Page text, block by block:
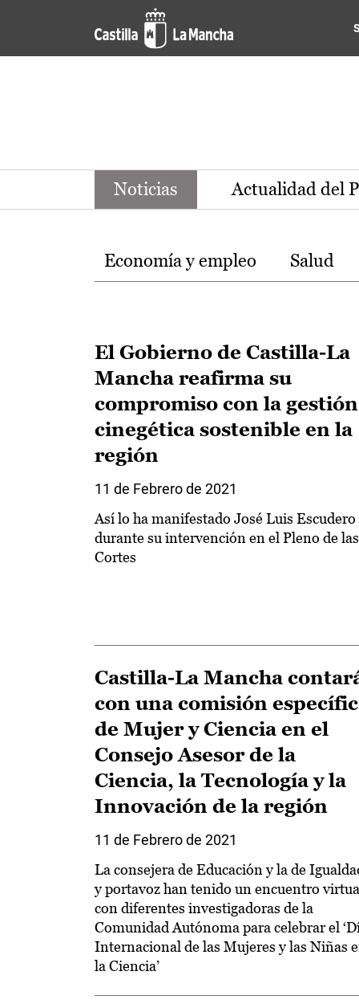
Pasar al contenido principal
Noticias de la región de
Noticias Actualidad del
Temas
Economía y empleo Salud
El Gobierno de Castilla-La
Mancha reafirma su
compromiso con la gestión
cinegética sostenible en la
región
11 de Febrero de 2021
Así lo ha manifestado José Luis Escudero
durante su intervención en el Pleno de las
Cortes
Castilla-La Mancha
con una comisión
de Mujer y Ciencia en el
Consejo Asesor de la
Ciencia, la Tecnología y la
Innovación de la región
11 de Febrero de 2021
La consejera de Educación y la de
y portavoz han tenido un encuentro
con diferentes investigadoras de la
Comunidad Autónoma para celebrar el
Internacional de las Mujeres y las Niñas
la Ciencia’